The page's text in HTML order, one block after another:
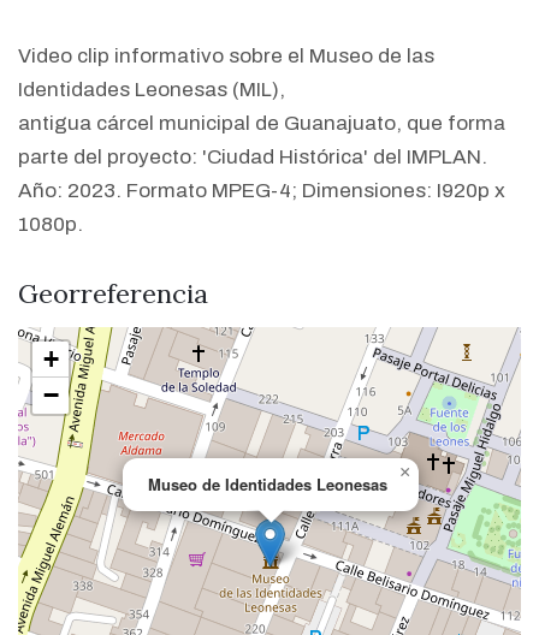
Video clip informativo sobre el Museo de las
Identidades Leonesas (MIL),
antigua cárcel municipal de Guanajuato, que forma
parte del proyecto: 'Ciudad Histórica' del IMPLAN.
Año: 2023. Formato MPEG-4; Dimensiones: I920p x
1080p.
Georreferencia
Museo de Identidades Leonesas
×
+
−